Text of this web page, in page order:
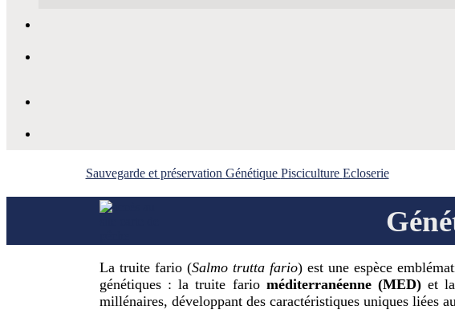
Sauvegarde et préservation Génétique Pisciculture Ecloserie
La truite fario (Salmo trutta fario) est une espèce
génétiques : la truite fario méditerranéenne (MED)et la
millénaires, développant des caractéristiques uniques liées